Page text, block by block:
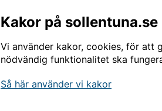
Kakor på sollentuna.se
Vi använder kakor, cookies, för att
nödvändig funktionalitet ska
Så här använder vi kakor